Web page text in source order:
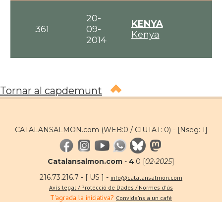
361
20-
09-
2014
KENYA
Kenya
Tornar al capdemunt
CATALANSALMON.com (WEB:0 / CIUTAT: 0) - [Nseg: 1]
Catalansalmon.com - 4.0 [02·2025]
216.73.216.7 - [ US ] - info@catalansalmon.com
Avís legal / Protecció de Dades / Normes d'ús
T'agrada la iniciativa? Convida'ns a un café